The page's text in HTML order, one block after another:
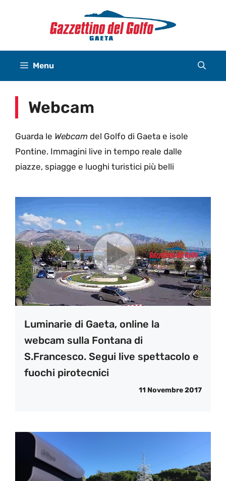
Menu
Webcam
Guarda le Webcam del Golfo di Gaeta e isole
Pontine. Immagini live in tempo reale dalle
piazze, spiagge e luoghi turistici più belli
Luminarie di Gaeta, online la
webcam sulla Fontana di
S.Francesco. Segui live spettacolo e
fuochi pirotecnici
11 Novembre 2017